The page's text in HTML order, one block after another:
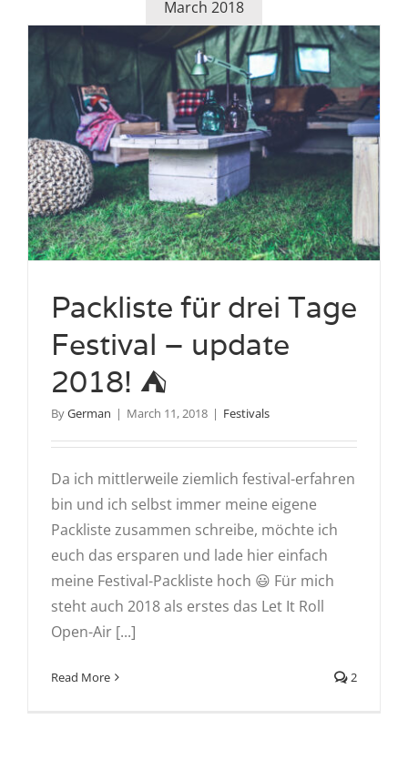
March 2018
Packliste für drei Tage
Festival – update
2018! ⛺️
ByGerman | March 11, 2018 | Festivals
Da ich mittlerweile ziemlich festival-erfahren
bin und ich selbst immer meine eigene
Packliste zusammen schreibe, möchte ich
euch das ersparen und lade hier einfach
meine Festival-Packliste hoch 😃 Für mich
steht auch 2018 als erstes das Let It Roll
Open-Air [...]
Read More 2